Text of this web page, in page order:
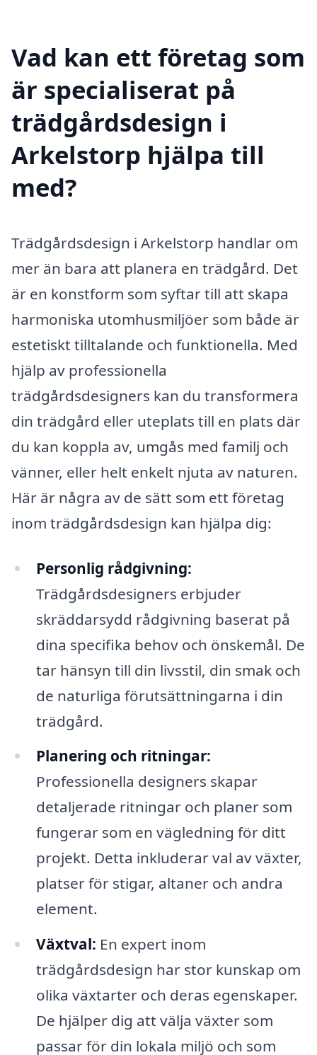
Vad kan ett företag som
är specialiserat på
trädgårdsdesign i
Arkelstorp hjälpa till
med?
Trädgårdsdesign i Arkelstorp handlar om
mer än bara att planera en trädgård. Det
är en konstform som syftar till att skapa
harmoniska utomhusmiljöer som både är
estetiskt tilltalande och funktionella. Med
hjälp av professionella
trädgårdsdesigners kan du transformera
din trädgård eller uteplats till en plats där
du kan koppla av, umgås med familj och
vänner, eller helt enkelt njuta av naturen.
Här är några av de sätt som ett företag
inom trädgårdsdesign kan hjälpa dig:
Personlig rådgivning:
Trädgårdsdesigners erbjuder
skräddarsydd rådgivning baserat på
dina specifika behov och önskemål. De
tar hänsyn till din livsstil, din smak och
de naturliga förutsättningarna i din
trädgård.
Planering och ritningar:
Professionella designers skapar
detaljerade ritningar och planer som
fungerar som en vägledning för ditt
projekt. Detta inkluderar val av växter,
platser för stigar, altaner och andra
element.
Växtval: En expert inom
trädgårdsdesign har stor kunskap om
olika växtarter och deras egenskaper.
De hjälper dig att välja växter som
passar för din lokala miljö och som